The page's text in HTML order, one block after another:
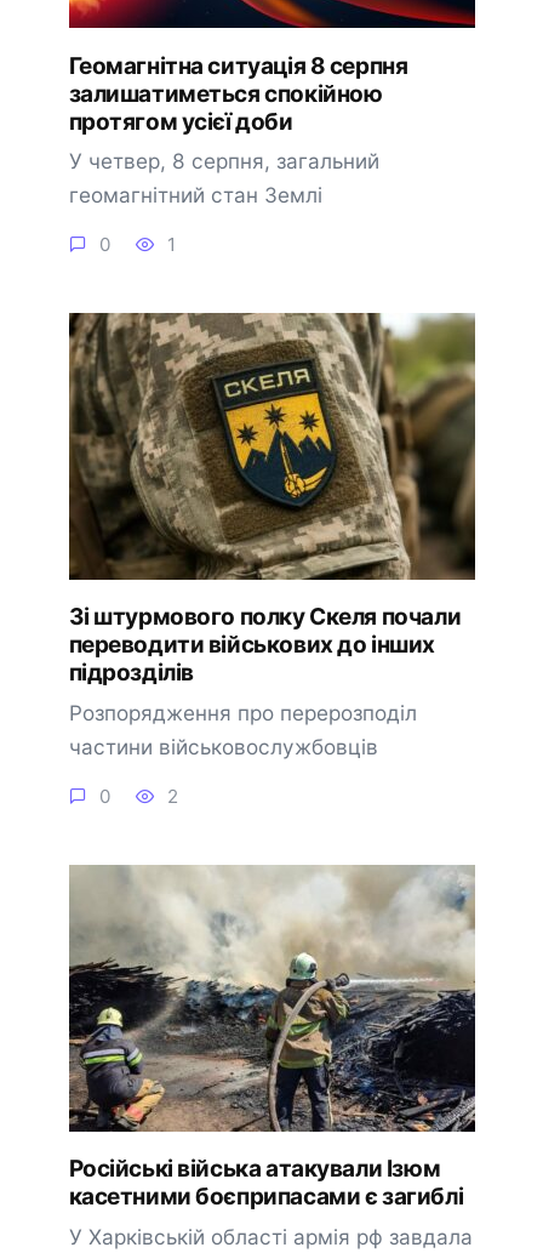
Геомагнітна ситуація 8 серпня
залишатиметься спокійною
протягом усієї доби
У четвер, 8 серпня, загальний
геомагнітний стан Землі
0 1
Зі штурмового полку Скеля почали
переводити військових до інших
підрозділів
Розпорядження про перерозподіл
частини військовослужбовців
0 2
Російські війська атакували Ізюм
касетними боєприпасами є загиблі
У Харківській області армія рф завдала